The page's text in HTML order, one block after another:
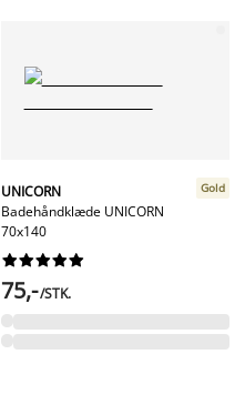
UNICORN
Badehåndklæde UNICORN
70x140
Gold






75,-/STK.